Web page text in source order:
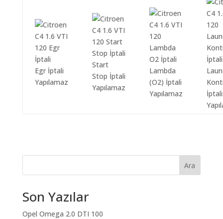
Egr İptali
Yapılamaz
Start
Stop İptali
Yapılamaz
Lambda
(O2) İptali
Yapılamaz
İptali
Ara
Son Yazılar
Opel Omega 2.0 DTI 100